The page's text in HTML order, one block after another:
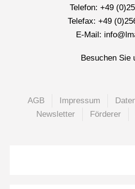
Telefon: +49
Telefax: +49
E-Mail:
Besuchen Sie
AGB Impressum
Newsletter
Förderer